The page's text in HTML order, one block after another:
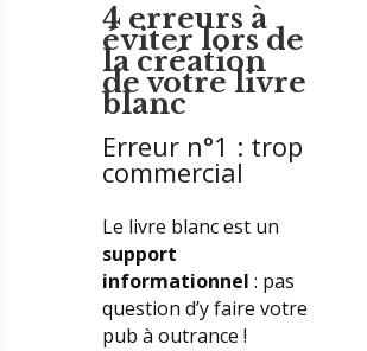
4 erreurs à
éviter lors de
la création
de votre livre
blanc
Erreur n°1 : trop
commercial
Le livre blanc est un
support
informationnel : pas
question d’y faire votre
pub à outrance !